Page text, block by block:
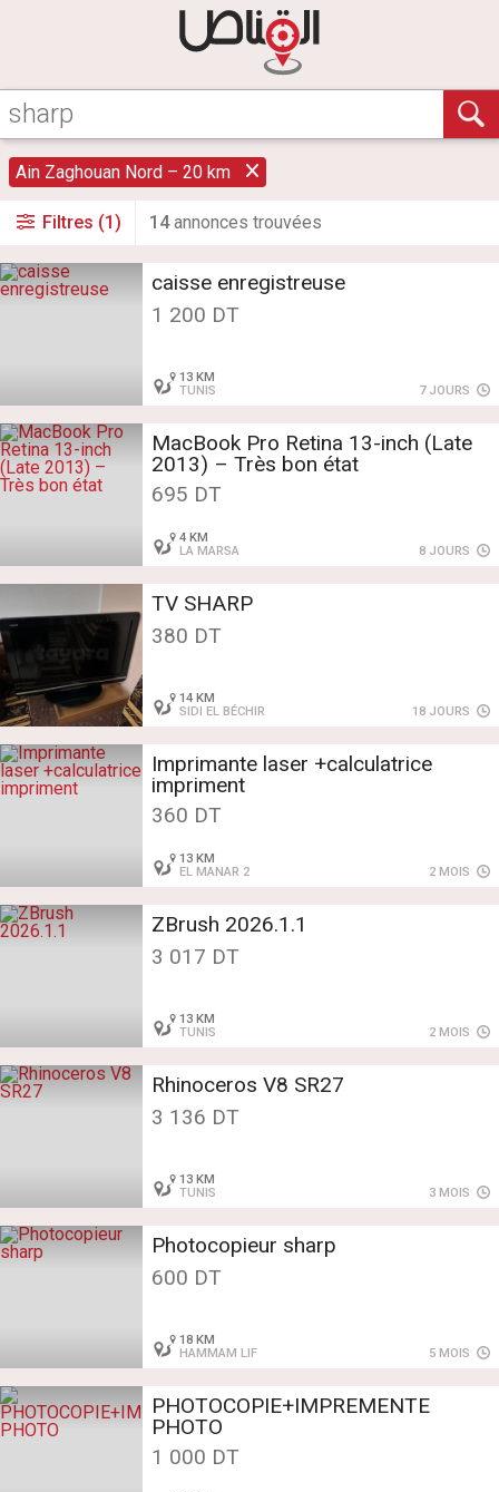
Ain Zaghouan Nord – 20 km
Filtres (1) 14annonces trouvées
caisse enregistreuse
1 200 DT
13 KM
TUNIS
7 JOURS
MacBook Pro Retina 13-inch (Late
2013) – Très bon état
695 DT
4 KM
LA MARSA
8 JOURS
TV SHARP
380 DT
14 KM
SIDI EL BÉCHIR
18 JOURS
Imprimante laser +calculatrice
impriment
360 DT
13 KM
EL MANAR 2
2 MOIS
ZBrush 2026.1.1
3 017 DT
13 KM
TUNIS
2 MOIS
Rhinoceros V8 SR27
3 136 DT
13 KM
TUNIS
3 MOIS
Photocopieur sharp
600 DT
18 KM
HAMMAM LIF
5 MOIS
PHOTOCOPIE+IMPREMENTE
PHOTO
1 000 DT